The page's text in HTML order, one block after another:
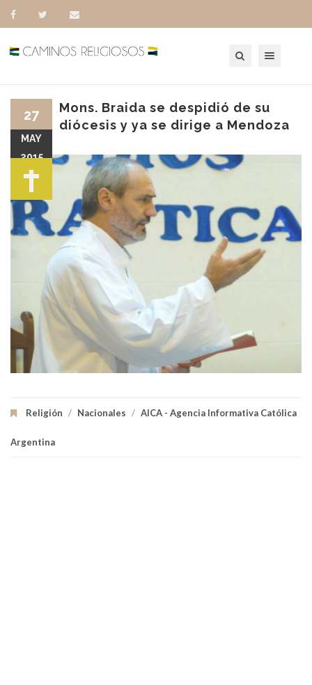
Mons. Braida se despidió de su
diócesis y ya se dirige a Mendoza
Religión / Nacionales / AICA - Agencia Informativa Católica
Argentina
27
MAY
2015